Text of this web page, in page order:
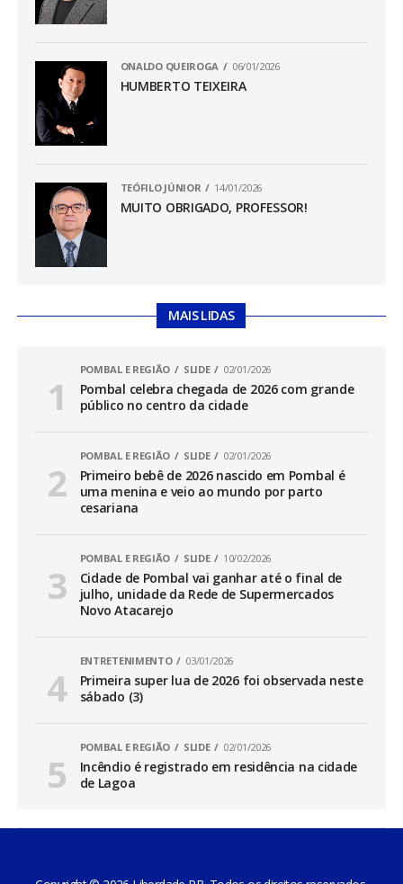
ONALDO QUEIROGA 06/01/2026
HUMBERTO TEIXEIRA
TEÓFILO JÚNIOR 14/01/2026
MUITO OBRIGADO, PROFESSOR!
MAIS LIDAS
POMBAL E REGIÃO SLIDE 02/01/2026
Pombal celebra chegada de 2026 com grande
público no centro da cidade
POMBAL E REGIÃO SLIDE 02/01/2026
Primeiro bebê de 2026 nascido em Pombal é
uma menina e veio ao mundo por parto
cesariana
POMBAL E REGIÃO SLIDE 10/02/2026
Cidade de Pombal vai ganhar até o final de
julho, unidade da Rede de Supermercados
Novo Atacarejo
ENTRETENIMENTO 03/01/2026
Primeira super lua de 2026 foi observada neste
sábado (3)
POMBAL E REGIÃO SLIDE 02/01/2026
Incêndio é registrado em residência na cidade
de Lagoa